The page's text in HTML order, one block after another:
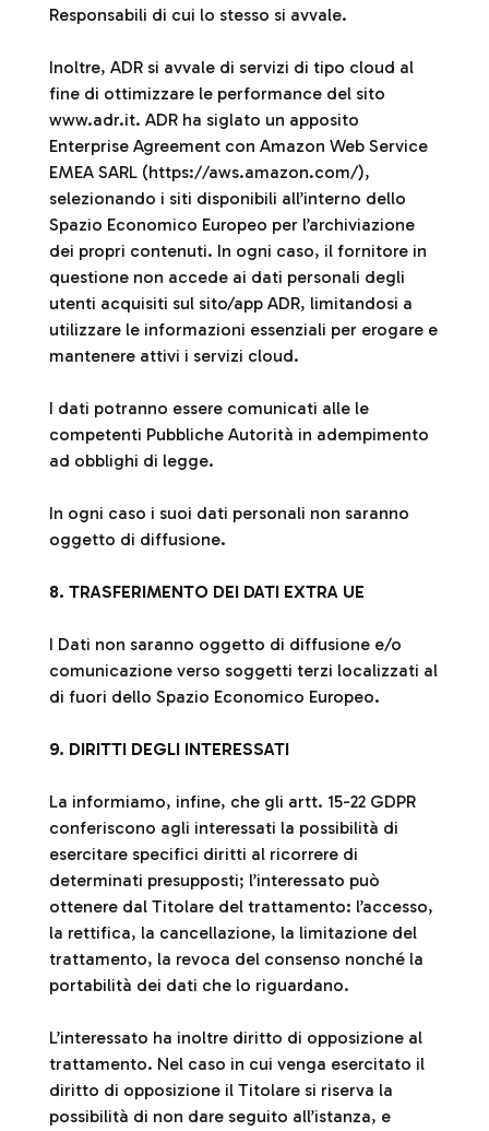
Responsabili di cui lo stesso si avvale.
Inoltre, ADR si avvale di servizi di tipo cloud al
fine di ottimizzare le performance del sito
www.adr.it. ADR ha siglato un apposito
Enterprise Agreement con Amazon Web Service
EMEA SARL (https://aws.amazon.com/),
selezionando i siti disponibili all’interno dello
Spazio Economico Europeo per l’archiviazione
dei propri contenuti. In ogni caso, il fornitore in
questione non accede ai dati personali degli
utenti acquisiti sul sito/app ADR, limitandosi a
utilizzare le informazioni essenziali per erogare e
mantenere attivi i servizi cloud.
I dati potranno essere comunicati alle le
competenti Pubbliche Autorità in adempimento
ad obblighi di legge.
In ogni caso i suoi dati personali non saranno
oggetto di diffusione.
8. TRASFERIMENTO DEI DATI EXTRA UE
I Dati non saranno oggetto di diffusione e/o
comunicazione verso soggetti terzi localizzati al
di fuori dello Spazio Economico Europeo.
9. DIRITTI DEGLI INTERESSATI
La informiamo, infine, che gli artt. 15-22 GDPR
conferiscono agli interessati la possibilità di
esercitare specifici diritti al ricorrere di
determinati presupposti; l’interessato può
ottenere dal Titolare del trattamento: l’accesso,
la rettifica, la cancellazione, la limitazione del
trattamento, la revoca del consenso nonché la
portabilità dei dati che lo riguardano.
L’interessato ha inoltre diritto di opposizione al
trattamento. Nel caso in cui venga esercitato il
diritto di opposizione il Titolare si riserva la
possibilità di non dare seguito all’istanza, e